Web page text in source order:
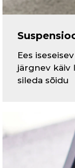
Ees
järgnev käiv
sileda sõidu